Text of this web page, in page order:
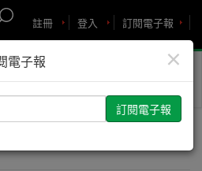
訂閱電子報
登入
註冊
Toggle
×
電子報